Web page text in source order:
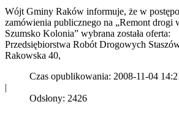
Wójt Gminy Raków informuje, że w
zamówienia publicznego na „Remont drogi
Szumsko Kolonia” wybrana została oferta:
Przedsiębiorstwa Robót Drogowych
Rakowska 40,
Czas opublikowania: 2008-11-04
|
Odsłony: 2426